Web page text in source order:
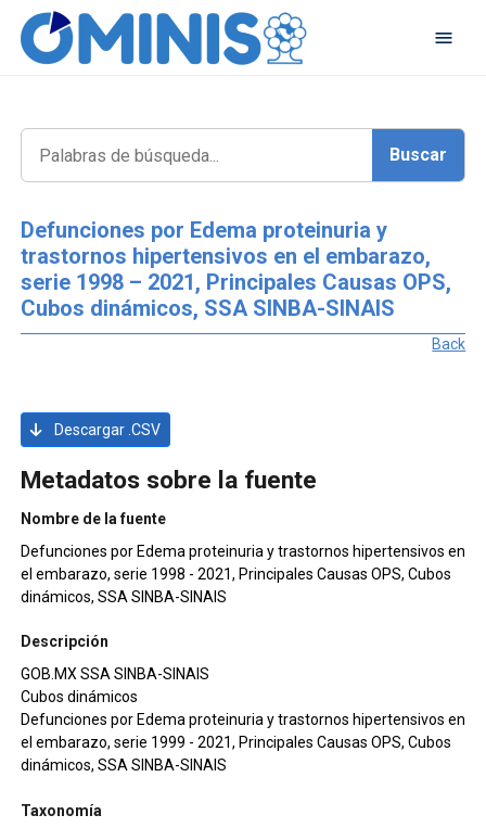
Defunciones por Edema proteinuria y
trastornos hipertensivos en el embarazo,
serie 1998 – 2021, Principales Causas OPS,
Cubos dinámicos, SSA SINBA-SINAIS
Back
Descargar .CSV
Metadatos sobre la fuente
Nombre de la fuente
Defunciones por Edema proteinuria y trastornos hipertensivos en
el embarazo, serie 1998 - 2021, Principales Causas OPS, Cubos
dinámicos, SSA SINBA-SINAIS
Descripción
GOB.MX SSA SINBA-SINAIS
Cubos dinámicos
Defunciones por Edema proteinuria y trastornos hipertensivos en
el embarazo, serie 1999 - 2021, Principales Causas OPS, Cubos
dinámicos, SSA SINBA-SINAIS
Taxonomía